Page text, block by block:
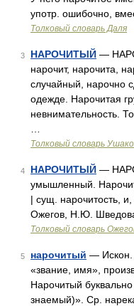
употр. ошибочно,
Толковый словарь Даля
3 НАРОЧИТЫЙ —
нарочит, нарочита,
случайный, нарочно
одежде. Нарочитая
невнимательность.
Толковый словарь
4 НАРОЧИТЫЙ —
умышленный.
| сущ. нарочитость,
Ожегов, Н.Ю.
Толковый словарь
5 нарочитый — Искон.
«звание, имя»,
Нарочитый
знаемый)». Ср.